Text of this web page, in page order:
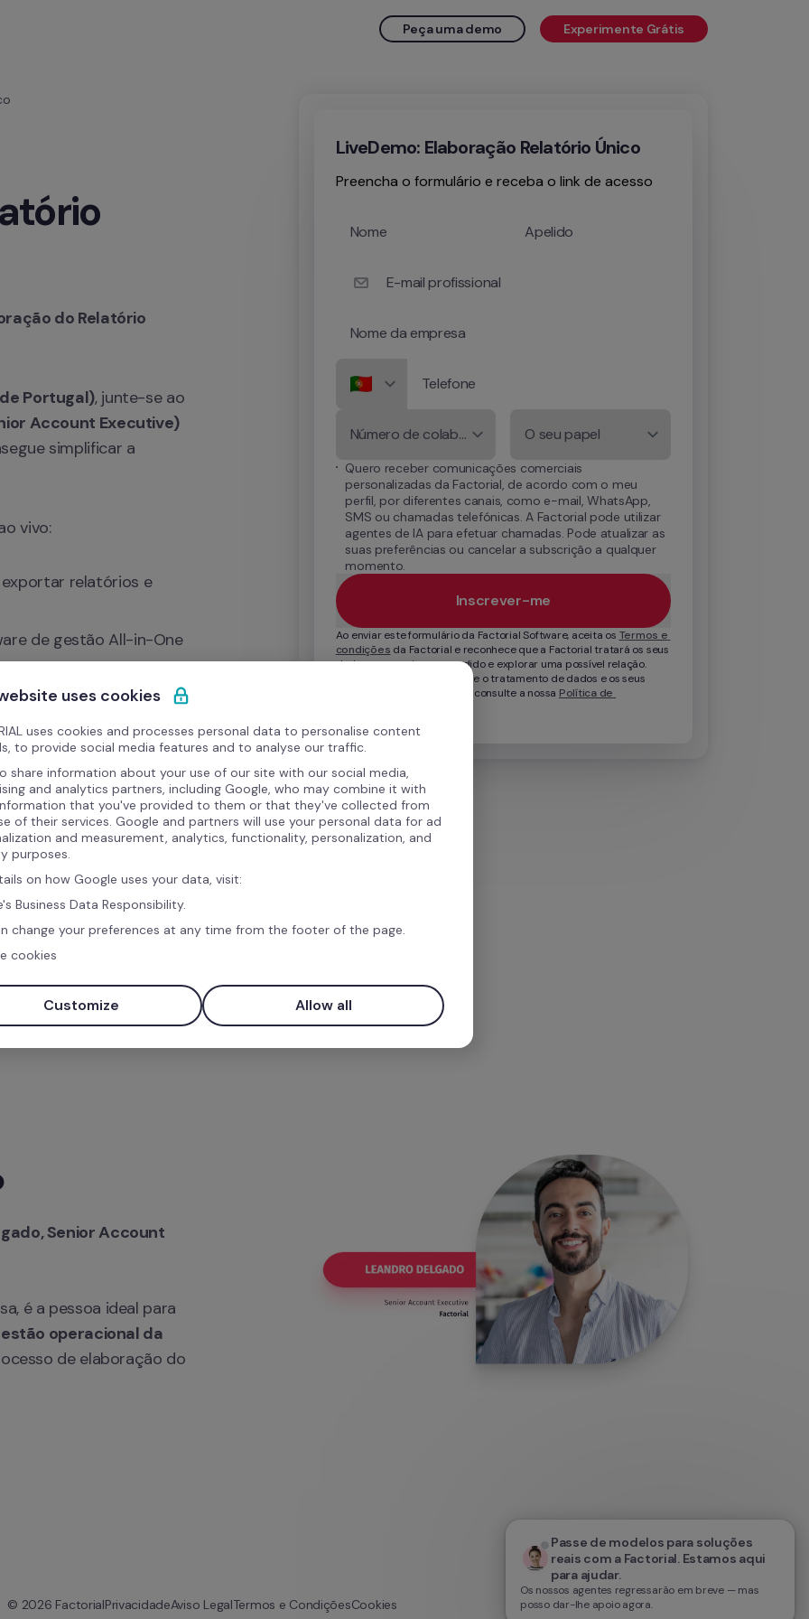
Peça uma demo Experimente Grátis
do Relatório
Portugal), junte-se ao
Account Executive)
simplificar a
vivo:
relatórios e
de gestão All-in-One
fiscal e
de informações para a
a Factorial pode ajudar
de
em minutos.
demonstração
LiveDemo: Elaboração Relatório Único
Preencha o formulário e receba o link de acesso
Nome Apelido
E-mail profissional
Nome da empresa
Telefone
Número de colaboradores O seu papel
Quero receber comunicações comerciais
personalizadas da Factorial, de acordo com o meu
perfil, por diferentes canais, como e-mail, WhatsApp,
SMS ou chamadas telefónicas. A Factorial pode utilizar
agentes de IA para efetuar chamadas. Pode atualizar as
suas preferências ou cancelar a subscrição a qualquer
momento.
Ao enviar este formulário da Factorial Software, aceita os Termos e
condições da Factorial e reconhece que a Factorial tratará os seus
dados para gerir o seu pedido e explorar uma possível relação.
Para mais informações sobre o tratamento de dados e os seus
direitos ao abrigo do RGPD, consulte a nossa Política de
Inscrever-me
Senior Account
é a pessoa ideal para
operacional da
de elaboração do
Passe de modelos para soluções
reais com a Factorial. Estamos aqui
para ajudar.
Os nossos agentes regressarão em breve — mas
posso dar-lhe apoio agora.
© 2026 FactorialPrivacidadeAviso LegalTermos e CondiçõesCookies
uses cookies
uses cookies and processes personal data to personalise content
to provide social media features and to analyse our traffic.
share information about your use of our site with our social media,
and analytics partners, including Google, who may combine it with
that you've provided to them or that they've collected from
of their services. Google and partners will use your personal data for ad
and measurement, analytics, functionality, personalization, and
purposes.
on how Google uses your data, visit:
Business Data Responsibility.
change your preferences at any time from the footer of the page.
cookies
Customize Allow all